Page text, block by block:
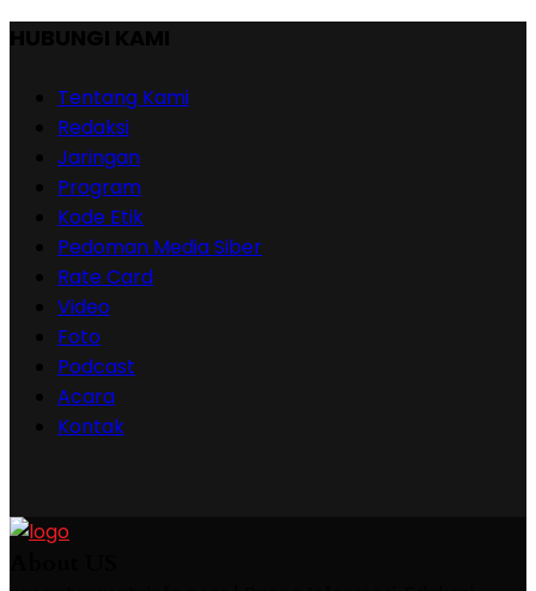
Tentang Kami
Redaksi
Jaringan
Program
Kode Etik
Pedoman Media Siber
Rate Card
Video
Foto
Podcast
Acara
Kontak